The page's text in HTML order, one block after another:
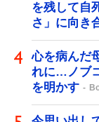
を残して自
さ」に向き
心を病んだ
れに…ノブ
を明かす